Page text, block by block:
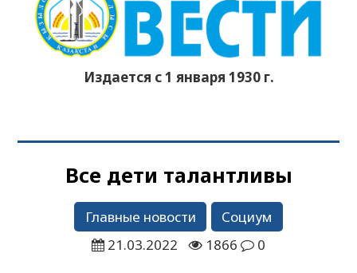
Издается с 1 января 1930 г.
Все дети талантливы
Главные новости
Социум
21.03.2022
1866 0